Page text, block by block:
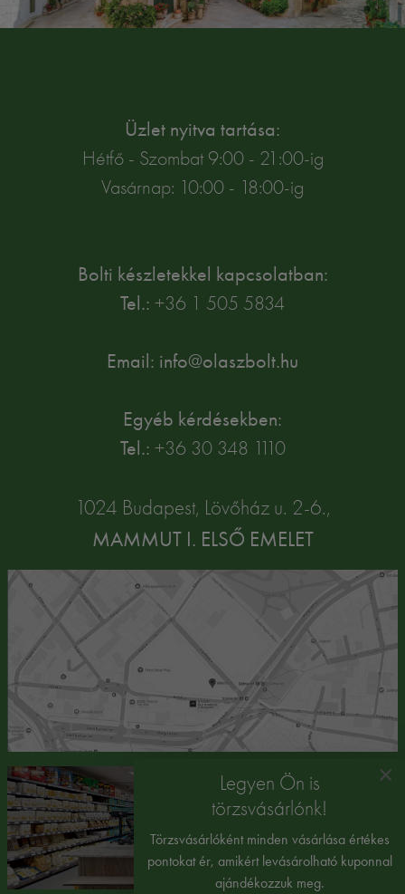
Üzlet nyitva tartása:
Hétfő - Szombat 9:00 - 21:00-ig
Vasárnap: 10:00 - 18:00-ig
Bolti készletekkel kapcsolatban:
Tel.: +36 1 505 5834
Email: info@olaszbolt.hu
Egyéb kérdésekben:
Tel.: +36 30 348 1110
1024 Budapest, Lövőház u. 2-6.,
MAMMUT I. ELSŐ EMELET
×
Legyen Ön is
törzsvásárlónk!
Törzsvásárlóként minden vásárlása értékes
pontokat ér, amikért levásárolható kuponnal
ajándékozzuk meg.